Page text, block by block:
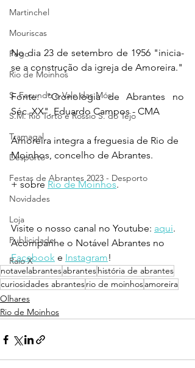
Martinchel
Mouriscas
Pego
Rio de Moinhos
S. Facundo e Vale das Mós
S.M. Rio Torto e Rossio S. do Tejo
Tramagal
Desporto
Festas de Abrantes 2023 - Desporto
Novidades
Loja
Publicidade
Raio X
No dia 23 de setembro de 1956 "inicia-
se a construção da igreja de Amoreira."
Fonte: "Cronologia de Abrantes no
Séc. XX", Eduardo Campos - CMA
Amoreira integra a freguesia de Rio de
Moinhos, concelho de Abrantes.
+ sobre Rio de Moinhos.
Visite o nosso canal no Youtube: aqui.
Acompanhe o Notável Abrantes no
Facebook e Instagram!
notavelabrantesabranteshistória de abrantes
curiosidades abrantesrio de moinhosamoreira
Olhares
Rio de Moinhos